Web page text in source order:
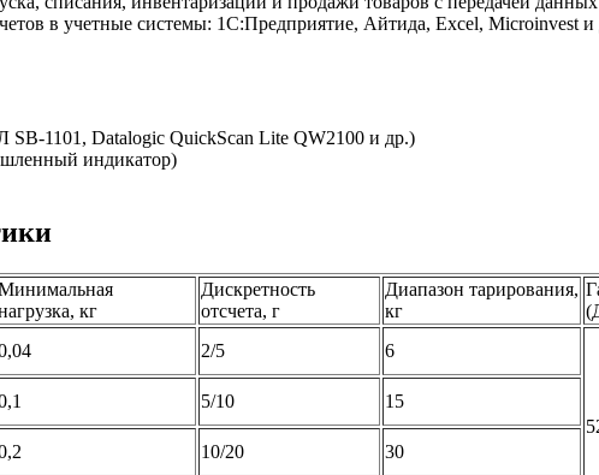
в учетные системы: 1С:Предприятие, Айтида, Excel, Microinvest и
1101, Datalogic QuickScan Lite QW2100 и др.)
индикатор)
кг
Дискретность
отсчета, г
Диапазон тарирования,
кг
2/5 6
5/10
15
10/20
30